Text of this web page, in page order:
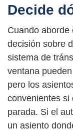
Decide
Cuando
decisión sobre
sistema de
ventana
pero los
convenientes si
parada. Si el
un asiento